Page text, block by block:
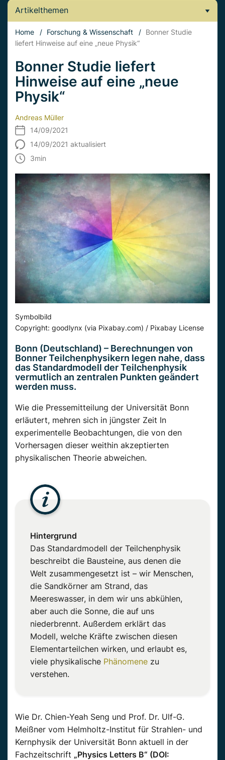
Artikelthemen
Home / Forschung & Wissenschaft / Bonner Studie
liefert Hinweise auf eine „neue Physik“
Bonner Studie liefert
Hinweise auf eine „neue
Physik“
Andreas Müller
14/09/2021
14/09/2021 aktualisiert
3min
Symbolbild
Copyright: goodlynx (via Pixabay.com) / Pixabay License
Bonn (Deutschland) – Berechnungen von
Bonner Teilchenphysikern legen nahe, dass
das Standardmodell der Teilchenphysik
vermutlich an zentralen Punkten geändert
werden muss.
Wie die Pressemitteilung der Universität Bonn
erläutert, mehren sich in jüngster Zeit In
experimentelle Beobachtungen, die von den
Vorhersagen dieser weithin akzeptierten
physikalischen Theorie abweichen.
Hintergrund
Das Standardmodell der Teilchenphysik
beschreibt die Bausteine, aus denen die
Welt zusammengesetzt ist – wir Menschen,
die Sandkörner am Strand, das
Meereswasser, in dem wir uns abkühlen,
aber auch die Sonne, die auf uns
niederbrennt. Außerdem erklärt das
Modell, welche Kräfte zwischen diesen
Elementarteilchen wirken, und erlaubt es,
viele physikalische Phänomene zu
verstehen.
Wie Dr. Chien-Yeah Seng und Prof. Dr. Ulf-G.
Meißner vom Helmholtz-Institut für Strahlen- und
Kernphysik der Universität Bonn aktuell in der
Fachzeitschrift „Physics Letters B“ (DOI: